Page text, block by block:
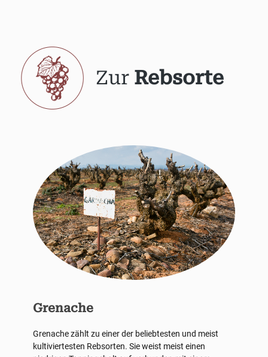
Zur Rebsorte
Grenache
Grenache zählt zu einer der beliebtesten und meist
kultiviertesten Rebsorten. Sie weist meist einen